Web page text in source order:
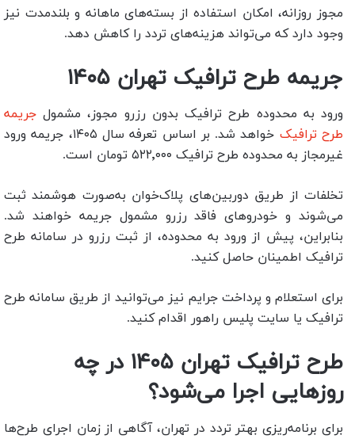
مجوز روزانه، امکان استفاده از بسته‌های ماهانه و بلندمدت نیز
وجود دارد که می‌تواند هزینه‌های تردد را کاهش دهد.
جریمه طرح ترافیک تهران ۱۴۰۵
ورود به محدوده طرح ترافیک بدون رزرو مجوز، مشمول جریمه
طرح ترافیک
خواهد شد. بر اساس تعرفه سال ۱۴۰۵، جریمه ورود
غیرمجاز به محدوده طرح ترافیک ۵۲۲٬۰۰۰ تومان است.
تخلفات از طریق دوربین‌های پلاک‌خوان به‌صورت هوشمند ثبت
می‌شوند و خودروهای فاقد رزرو مشمول جریمه خواهند شد.
بنابراین، پیش از ورود به محدوده، از ثبت رزرو در سامانه طرح
ترافیک اطمینان حاصل کنید.
برای استعلام و پرداخت جرایم نیز می‌توانید از طریق سامانه طرح
ترافیک یا سایت پلیس راهور اقدام کنید.
طرح ترافیک تهران ۱۴۰۵ در چه
روزهایی اجرا می‌شود؟
برای برنامه‌ریزی بهتر تردد در تهران، آگاهی از زمان اجرای طرح‌ها